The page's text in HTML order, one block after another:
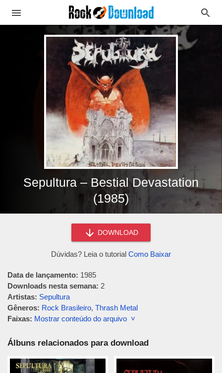
Sepultura – Bestial Devastation
(1985)
DOWNLOAD
Dúvidas? Leia o tutorial Como Baixar
Data de lançamento: 1985
Downloads nesta semana: 2
Artistas: Sepultura
Gêneros: Rock Brasileiro, Thrash Metal
Faixas: Mostrar conteúdo do arquivo ˅
Álbuns relacionados para download